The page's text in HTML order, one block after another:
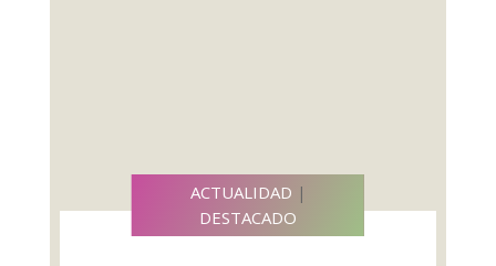
ACTUALIDAD |
DESTACADO